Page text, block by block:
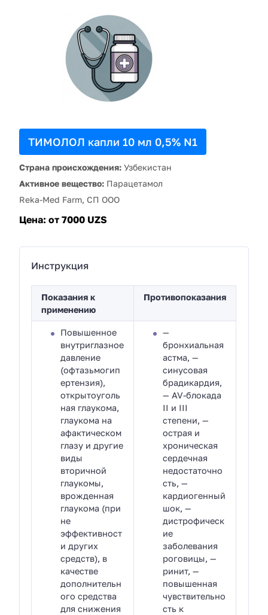
ТИМОЛОЛ капли 10 мл 0,5% N1
Страна происхождения: Узбекистан
Активное вещество: Парацетамол
Reka-Med Farm, СП ООО
Цена: от 7000 UZS
Инструкция
Показания к
применению
Противопоказания
Повышенное
внутриглазное
давление
(офтазьмогип
ертензия),
открытоуголь
ная глаукома,
глаукома на
афактическом
глазу и другие
виды
вторичной
глаукомы,
врожденная
глаукома (при
не
эффективност
и других
средств), в
качестве
дополнительн
ого средства
для снижения
—
бронхиальная
астма, —
синусовая
брадикардия,
— AV-блокада
II и III
степени, —
острая и
хроническая
сердечная
недостаточно
сть, —
кардиогенный
шок, —
дистрофическ
ие
заболевания
роговицы, —
ринит, —
повышенная
чувствительно
сть к